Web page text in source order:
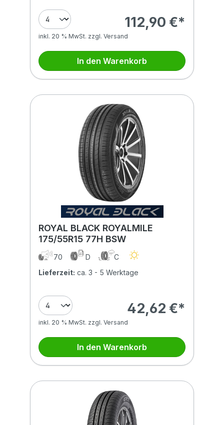
112,90 €*
inkl. 20 % MwSt. zzgl. Versand
In den Warenkorb
ROYAL BLACK ROYALMILE
175/55R15 77H BSW
70 D
C
Lieferzeit: ca. 3 - 5 Werktage
42,62 €*
inkl. 20 % MwSt. zzgl. Versand
In den Warenkorb